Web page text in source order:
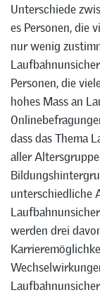
Unterschiede
es Personen, die
nur wenig
Personen, die
hohes Mass an
dass das Thema
aller
unterschiedliche
werden drei